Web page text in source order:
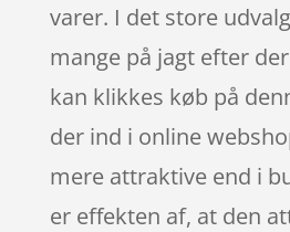
varer. I det store
mange på jagt efter
kan klikkes køb på
der ind i online
mere attraktive end i
er effekten af, at den